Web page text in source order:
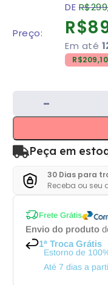
Preço:
DE R$
R$
Em até
R$209,10
Peça em
30 Dias para
Receba ou seu
Frete Grátis
Envio do produto
1ª Troca Grátis
Estorno de
Até 7 dias a